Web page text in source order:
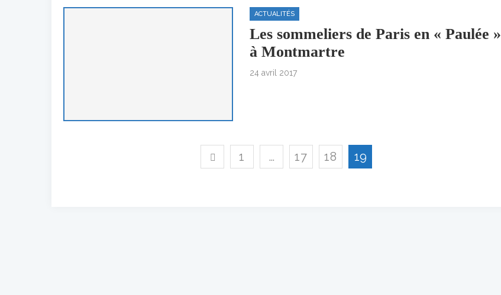
ACTUALITÉS
Les sommeliers de Paris en « Paulée »
à Montmartre
24 avril 2017
1 … 17 18 19